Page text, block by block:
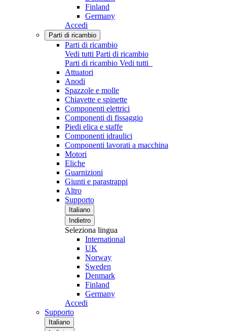
Finland
Germany
Accedi
Parti di ricambio
Parti di ricambio
Vedi tutti Parti di ricambio
Parti di ricambio Vedi tutti
Attuatori
Anodi
Spazzole e molle
Chiavette e spinette
Componenti elettrici
Componenti di fissaggio
Piedi elica e staffe
Componenti idraulici
Componenti lavorati a macchina
Motori
Eliche
Guarnizioni
Giunti e parastrappi
Altro
Supporto
Italiano
Indietro
Seleziona lingua
International
UK
Norway
Sweden
Denmark
Finland
Germany
Accedi
Supporto
Italiano